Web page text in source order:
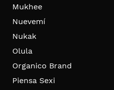
Mukhee
Nuevemí
Nukak
Olula
Organico Brand
Piensa Sexi